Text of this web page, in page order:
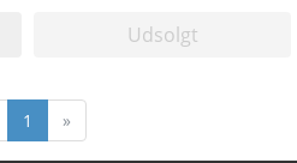
Udsolgt
1 »